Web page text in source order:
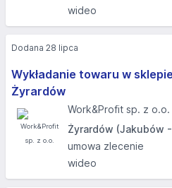
wideo
Wykładanie towaru w
Żyrardów
Work&Profit sp. z o.o.
Żyrardów (Jakubów
umowa zlecenie
wideo
Dodana 28 lipca